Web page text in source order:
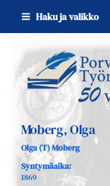
Siirry
sivun
sisältöön
Haku ja valikko
Moberg, Olga
Olga (T) Moberg
Syntymäaika:
1869